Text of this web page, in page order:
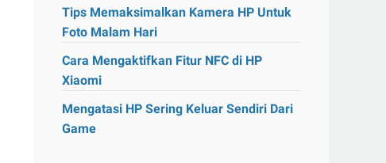
Tips Memaksimalkan Kamera HP Untuk
Foto Malam Hari
Cara Mengaktifkan Fitur NFC di HP
Xiaomi
Mengatasi HP Sering Keluar Sendiri Dari
Game